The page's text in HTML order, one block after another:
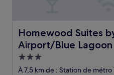
Homewood Suites
Airport/Blue Lagoon
Homewood Suites by
Hébergement
3.0 étoiles
À 7,5 km de : Station de métro